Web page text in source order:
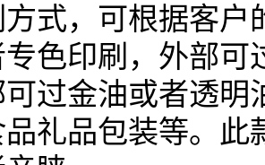
式，可根据客
专色印刷，外部
过金油或者透
礼品包装等。此